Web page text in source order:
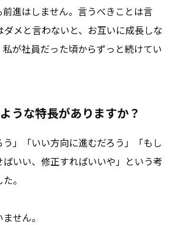
進はしません。言うべきことは言
ダメと言わないと、お互いに成長しな
私が社員だった頃からずっと続けてい
うな特長がありますか？
う」「いい方向に進むだろう」「もし
いい、修正すればいいや」という考
。
せん。